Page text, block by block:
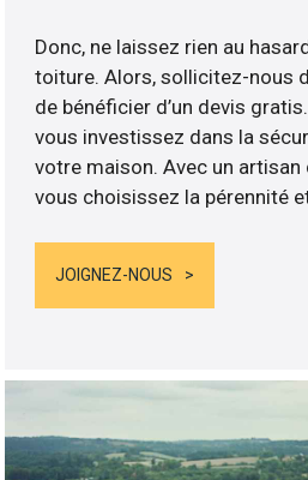
Donc, ne laissez rien au
toiture. Alors, sollicitez-nous
de bénéficier d’un devis
vous investissez dans la
votre maison. Avec un
vous choisissez la pérennité
JOIGNEZ-NOUS